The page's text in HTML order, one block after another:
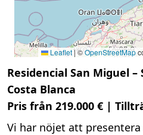
Leaflet|©OpenStreetMap
Residencial San Miguel –
Costa Blanca
Pris från 219.000 € |
Vi har nöjet att